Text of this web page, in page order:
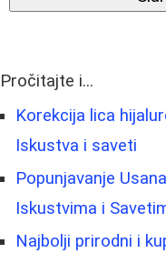
Pročitajte i...
Korekcija lica
Iskustva i saveti
Popunjavanje
Iskustvima i
Najbolji prirodni i